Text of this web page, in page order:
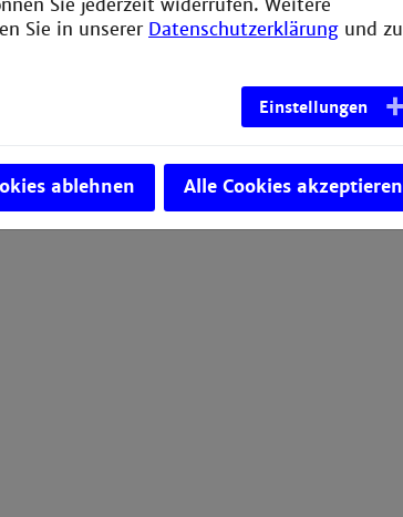
Sie jederzeit widerrufen. Weitere
Sie in unserer Datenschutzerklärung und zu
Einstellungen
ablehnen Alle Cookies akzeptieren